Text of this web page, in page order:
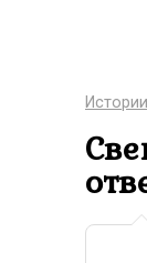
Истории